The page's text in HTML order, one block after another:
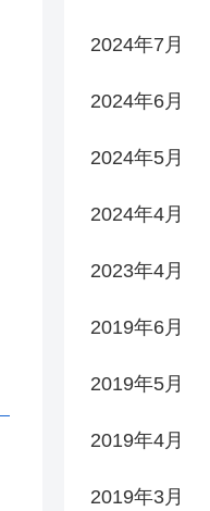
2024年7月
2024年6月
2024年5月
2024年4月
2023年4月
2019年6月
2019年5月
2019年4月
2019年3月